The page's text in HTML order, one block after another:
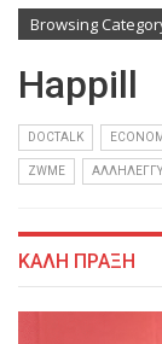
Browsing
Happill
DOCTALK
ZWME
ΚΑΛΗ ΠΡΑΞΗ